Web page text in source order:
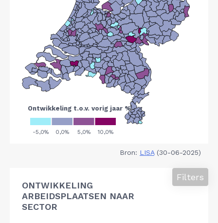
Bron: LISA(30-06-2025)
ONTWIKKELING
ARBEIDSPLAATSEN NAAR
SECTOR
Filters